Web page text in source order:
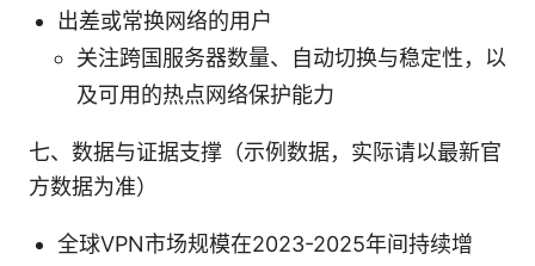
出差或常换网络的用户
关注跨国服务器数量、自动切换与稳定性，以
及可用的热点网络保护能力
七、数据与证据支撑（示例数据，实际请以最新官
方数据为准）
全球VPN市场规模在2023-2025年间持续增